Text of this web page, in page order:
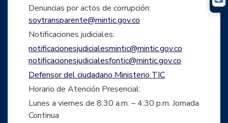
Denuncias por actos de corrupción:
soytransparente@mintic.gov.co
Notificaciones judiciales:
notificacionesjudicialesmintic@mintic.gov.co
notificacionesjudicialesfontic@mintic.gov.co
Defensor del ciudadano Ministerio TIC
Horario de Atención Presencial:
Lunes a viernes de 8:30 a.m. – 4:30 p.m. Jornada
Continua